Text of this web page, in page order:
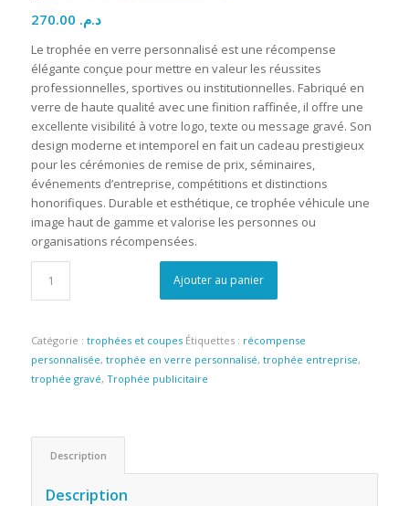
د.م.
Le trophée en verre personnalisé est une récompense
élégante conçue pour mettre en valeur les réussites
professionnelles, sportives ou institutionnelles. Fabriqué en
verre de haute qualité avec une finition raffinée, il offre une
excellente visibilité à votre logo, texte ou message gravé. Son
design moderne et intemporel en fait un cadeau prestigieux
pour les cérémonies de remise de prix, séminaires,
événements d’entreprise, compétitions et distinctions
honorifiques. Durable et esthétique, ce trophée véhicule une
image haut de gamme et valorise les personnes ou
organisations récompensées.
Ajouter au panier
Catégorie : trophées et coupes Étiquettes : récompense
personnalisée, trophée en verre personnalisé, trophée entreprise,
trophée gravé, Trophée publicitaire
Description
Description